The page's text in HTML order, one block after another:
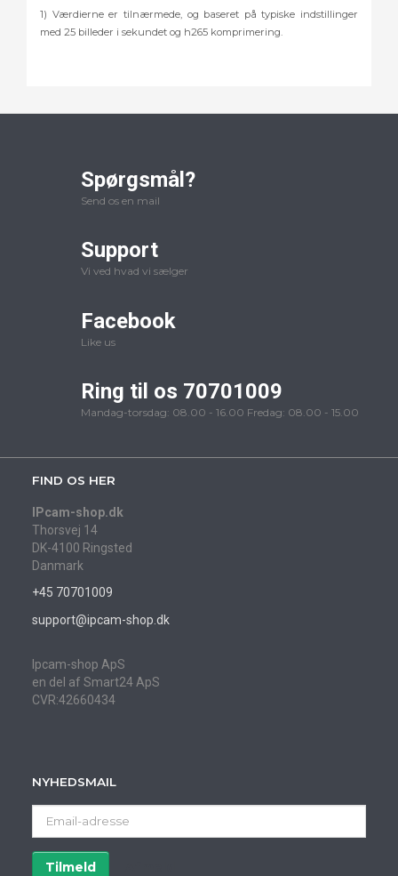
1) Værdierne er tilnærmede, og baseret på typiske indstillinger
med 25 billeder i sekundet og h265 komprimering.
Spørgsmål?
Send os en mail
Support
Vi ved hvad vi sælger
Facebook
Like us
Ring til os 70701009
Mandag-torsdag: 08.00 - 16.00 Fredag: 08.00 - 15.00
FIND OS HER
IPcam-shop.dk
Thorsvej 14
DK-4100 Ringsted
Danmark
+45 70701009
support@ipcam-shop.dk
Ipcam-shop ApS
en del af Smart24 ApS
CVR:42660434
NYHEDSMAIL
adresse
Tilmeld